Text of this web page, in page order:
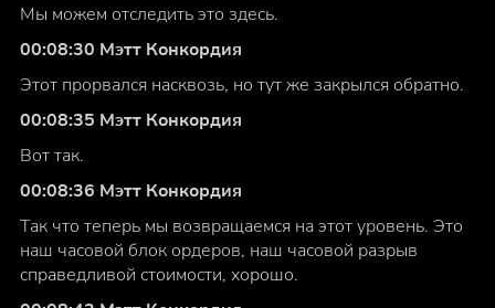
Мы можем отследить это здесь.
00:08:30 Мэтт Конкордия
Этот прорвался насквозь, но тут же закрылся обратно.
00:08:35 Мэтт Конкордия
Вот так.
00:08:36 Мэтт Конкордия
Так что теперь мы возвращаемся на этот уровень. Это
наш часовой блок ордеров, наш часовой разрыв
справедливой стоимости, хорошо.